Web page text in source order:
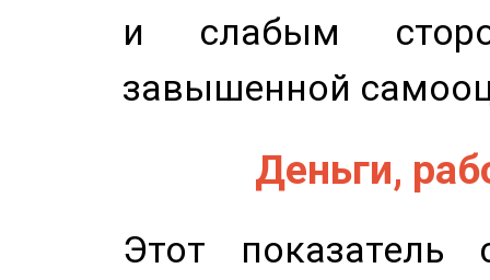
и слабым
завышенной
Деньги,
Этот показатель